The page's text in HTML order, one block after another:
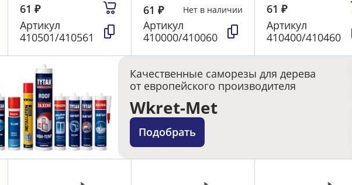
61 ₽
Артикул
410501/410561
61 ₽ Нет в наличии
Артикул
410000/410060
61₽
Артикул
410400/410460
Качественные саморезы для дерева
от европейского производителя
Wkret-Met
Подобрать